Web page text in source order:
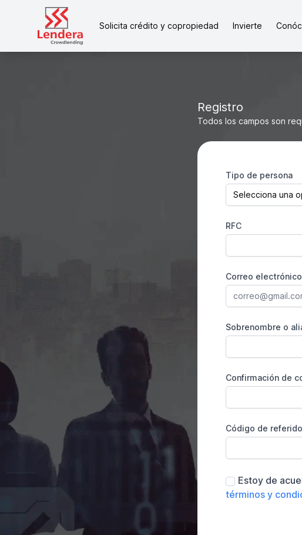
Solicita crédito y copropiedad Invierte
Registro
Todos los campos son
Tipo de persona
RFC
Correo electrónico
Sobrenombre o
Confirmación de
Código de referido
Estoy de
términos y